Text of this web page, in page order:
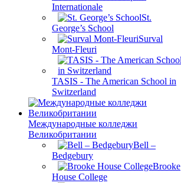
Internationale
St.
George’s School
Surval
Mont-Fleuri
TASIS - The American School in
Switzerland
Международные колледжи
Великобритании
Bell –
Bedgebury
Brooke
House College